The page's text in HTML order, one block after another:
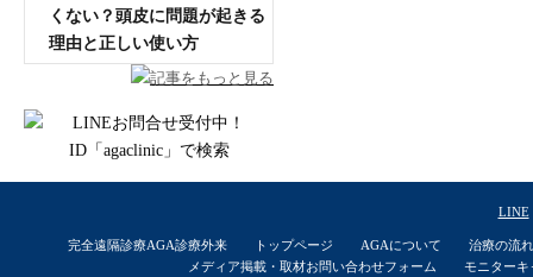
くない？頭皮に問題が起きる
理由と正しい使い方
記事をもっと見る
LINE
完全遠隔診療AGA診療外来 トップページ AGAについて
治療の流れ
メディア掲載・取材お問い合わせフォーム
モニターキ